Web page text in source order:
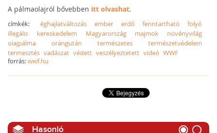
A pálmaolajról bővebben itt olvashat.
címkék: éghajlatváltozás ember erdő fenntartható
folyó
illegális
kereskedelem Magyarország majmok
növényvilág
olajpálma
orángután természetes
természetvédelem
termesztés vadászat védett veszélyeztetett videó WWF
forrás:wwf.hu
Hasonló